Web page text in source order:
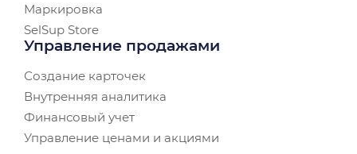
Маркировка
SelSup Store
Управление продажами
Создание карточек
Внутренняя аналитика
Финансовый учет
Управление ценами и акциями